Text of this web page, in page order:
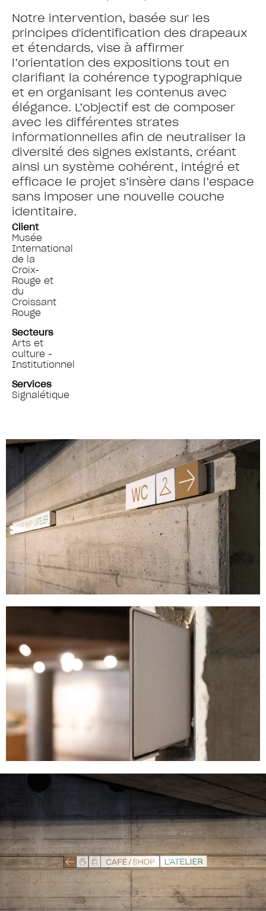
Notre intervention, basée sur les
principes d'identification des drapeaux
et étendards, vise à affirmer
l’orientation des expositions tout en
clarifiant la cohérence typographique
et en organisant les contenus avec
élégance. L’objectif est de composer
avec les différentes strates
informationnelles afin de neutraliser la
diversité des signes existants, créant
ainsi un système cohérent, intégré et
efficace le projet s’insère dans l’espace
sans imposer une nouvelle couche
identitaire.
Client
Musée
International
de la
Croix-
Rouge et
du
Croissant
Rouge
Secteurs
Arts et
culture -
Institutionnel
Services
Signalétique